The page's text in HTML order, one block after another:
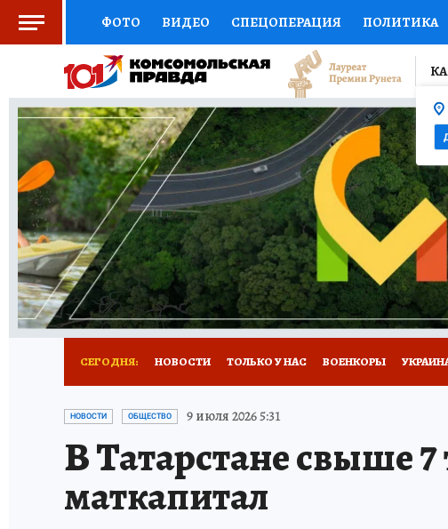
ФОТО ВИДЕО СПЕЦОПЕРАЦИЯ ПОЛИТИКА
СОЦПОДДЕРЖКА НАУКА СПОРТ
ВЫБОР ЭКСПЕРТОВ ДОКТОР ФИНАНСЫ
КНИЖНАЯ ПОЛКА ПРОГНОЗЫ НА СПОРТ
ПРЕСС-ЦЕНТР НЕДВИЖИМОСТЬ ТЕЛЕВИЗОР
РАДИО КП РЕКЛАМА ТЕСТЫ НОВОЕ НА
СЕГОДНЯ: НОВОСТИ ТОЛЬКО У НАС ВОЕНКОРЫ
ТЕРРИТОРИЯ ДОБРА
НОВОСТИ ОБЩЕСТВО 9 июля 2026 5:31
В Татарстане свыше
маткапитал